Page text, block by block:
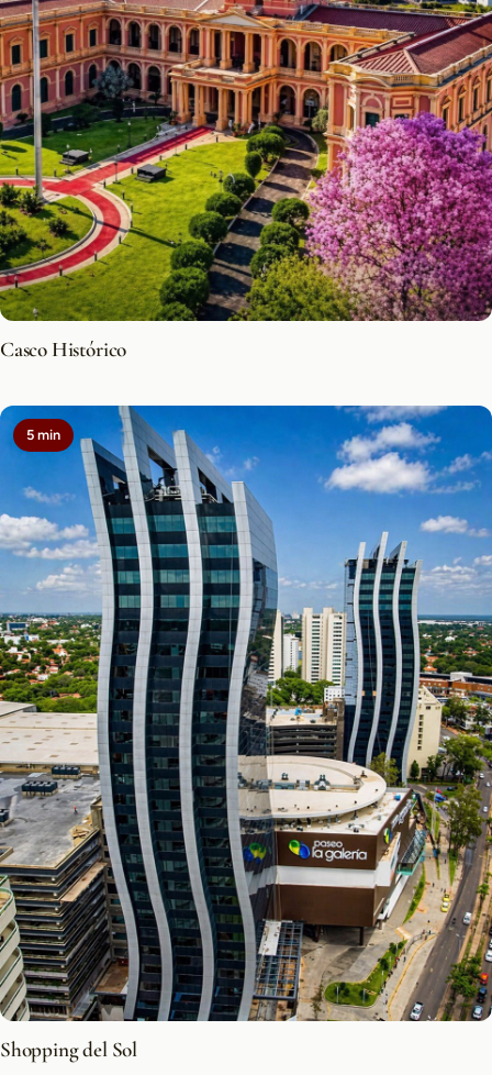
Casco Histórico
5 min
Shopping del Sol